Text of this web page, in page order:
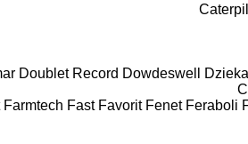
Doublet Record Dowdeswell
Farmtech Fast Favorit Fenet Feraboli